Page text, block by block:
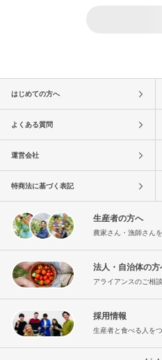
はじめての方へ
よくある質問
運営会社
特商法に基づく表記
生産者の方へ
農家さん・漁師さん
法人・自治体の方
アライアンスのご相
採用情報
生産者と食べる人を